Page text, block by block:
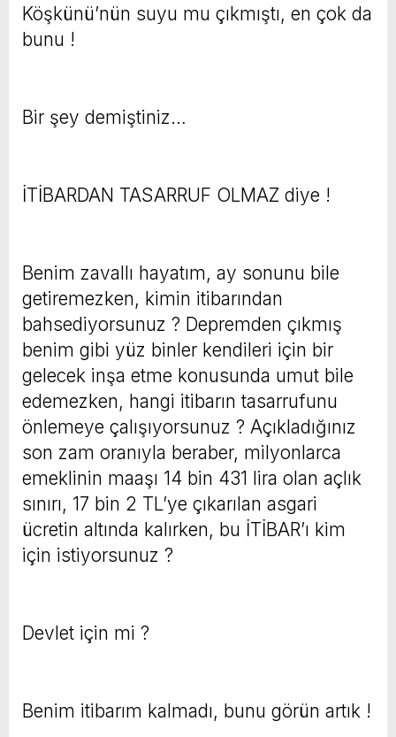
Köşkünü’nün suyu mu çıkmıştı, en çok da
bunu !
Bir şey demiştiniz…
İTİBARDAN TASARRUF OLMAZ diye !
Benim zavallı hayatım, ay sonunu bile
getiremezken, kimin itibarından
bahsediyorsunuz ? Depremden çıkmış
benim gibi yüz binler kendileri için bir
gelecek inşa etme konusunda umut bile
edemezken, hangi itibarın tasarrufunu
önlemeye çalışıyorsunuz ? Açıkladığınız
son zam oranıyla beraber, milyonlarca
emeklinin maaşı 14 bin 431 lira olan açlık
sınırı, 17 bin 2 TL’ye çıkarılan asgari
ücretin altında kalırken, bu İTİBAR’ı kim
için istiyorsunuz ?
Devlet için mi ?
Benim itibarım kalmadı, bunu görün artık !